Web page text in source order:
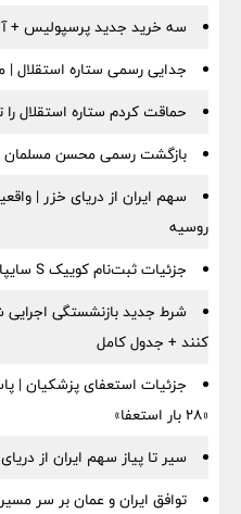
سه خرید جدید پرسپولیس +
جدایی رسمی ستاره استقلال |
حماقت کردم ستاره استقلال را
بازگشت رسمی محسن مسلمان
سهم ایران از دریای خزر |
روسیه
جزئیات ثبت‌نام کوییک S سایپا از شنبه ۱۷ مرداد + جدول شرایط
کنند + جدول کامل
جزئیات استعفای پزشکیان |
«۲۸ بار استعفا»
سیر تا پیاز سهم ایران از
توافق ایران و عمان بر سر